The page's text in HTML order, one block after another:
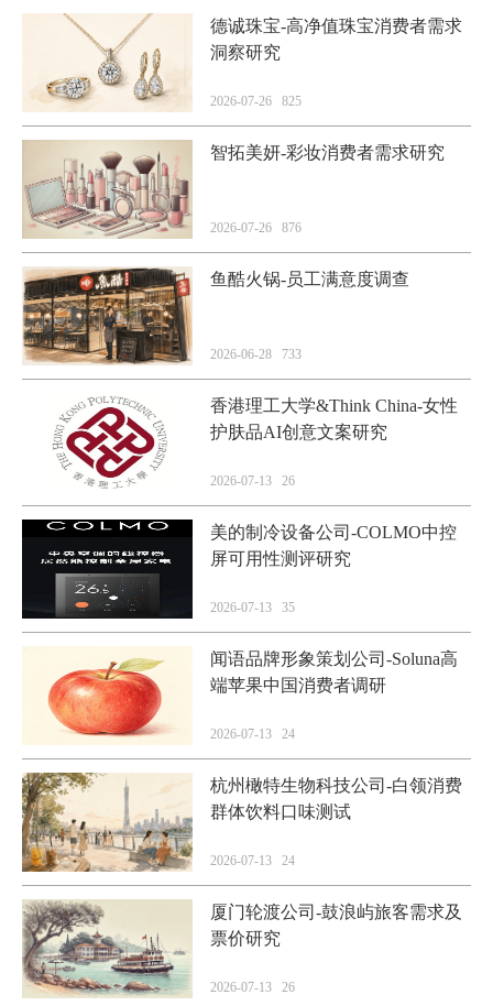
德诚珠宝-高净值珠宝消费者需求
洞察研究
2026-07-26 825
智拓美妍-彩妆消费者需求研究
2026-07-26 876
鱼酷火锅-员工满意度调查
2026-06-28 733
香港理工大学&Think China-女性
护肤品AI创意文案研究
2026-07-13 26
美的制冷设备公司-COLMO中控
屏可用性测评研究
2026-07-13 35
闻语品牌形象策划公司-Soluna高
端苹果中国消费者调研
2026-07-13 24
杭州橄特生物科技公司-白领消费
群体饮料口味测试
2026-07-13 24
厦门轮渡公司-鼓浪屿旅客需求及
票价研究
2026-07-13 26